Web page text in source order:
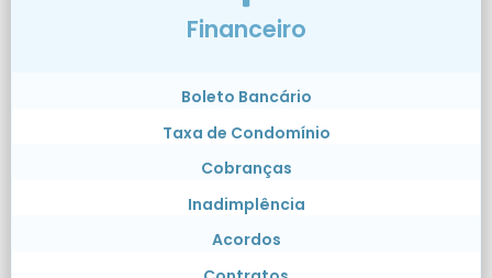
Financeiro
Boleto Bancário
Taxa de Condomínio
Cobranças
Inadimplência
Acordos